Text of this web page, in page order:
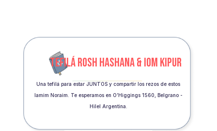
TEFILÁ ROSH HASHANA & IOM KIPUR
Una tefilá para estar JUNTOS y compartir los rezos de estos
Iamim Noraim. Te esperamos en O’Higgings 1560, Belgrano -
Hilel Argentina.